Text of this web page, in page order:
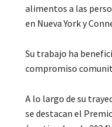
alimentos a las
en Nueva York y
Su trabajo ha
compromiso
A lo largo de su
se destacan el